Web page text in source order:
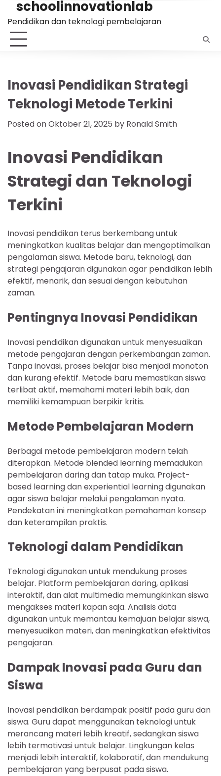
content
schoolinnovationlab
Pendidikan dan teknologi pembelajaran
Inovasi Pendidikan Strategi
Teknologi Metode Terkini
Posted onOktober 21, 2025 by Ronald Smith
Inovasi Pendidikan
Strategi dan Teknologi
Terkini
Inovasi pendidikan terus berkembang untuk
meningkatkan kualitas belajar dan mengoptimalkan
pengalaman siswa. Metode baru, teknologi, dan
strategi pengajaran digunakan agar pendidikan lebih
efektif, menarik, dan sesuai dengan kebutuhan
zaman.
Pentingnya Inovasi Pendidikan
Inovasi pendidikan digunakan untuk menyesuaikan
metode pengajaran dengan perkembangan zaman.
Tanpa inovasi, proses belajar bisa menjadi monoton
dan kurang efektif. Metode baru memastikan siswa
terlibat aktif, memahami materi lebih baik, dan
memiliki kemampuan berpikir kritis.
Metode Pembelajaran Modern
Berbagai metode pembelajaran modern telah
diterapkan. Metode blended learning memadukan
pembelajaran daring dan tatap muka. Project-
based learning dan experiential learning digunakan
agar siswa belajar melalui pengalaman nyata.
Pendekatan ini meningkatkan pemahaman konsep
dan keterampilan praktis.
Teknologi dalam Pendidikan
Teknologi digunakan untuk mendukung proses
belajar. Platform pembelajaran daring, aplikasi
interaktif, dan alat multimedia memungkinkan siswa
mengakses materi kapan saja. Analisis data
digunakan untuk memantau kemajuan belajar siswa,
menyesuaikan materi, dan meningkatkan efektivitas
pengajaran.
Dampak Inovasi pada Guru dan
Siswa
Inovasi pendidikan berdampak positif pada guru dan
siswa. Guru dapat menggunakan teknologi untuk
merancang materi lebih kreatif, sedangkan siswa
lebih termotivasi untuk belajar. Lingkungan kelas
menjadi lebih interaktif, kolaboratif, dan mendukung
pembelajaran yang berpusat pada siswa.